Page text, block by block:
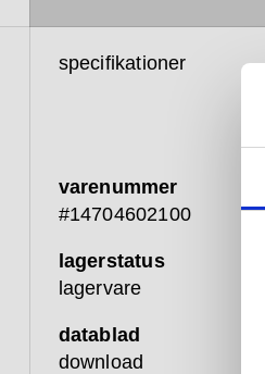
specifikationer
varenummer
#14704602100
lagerstatus
lagervare
datablad
download